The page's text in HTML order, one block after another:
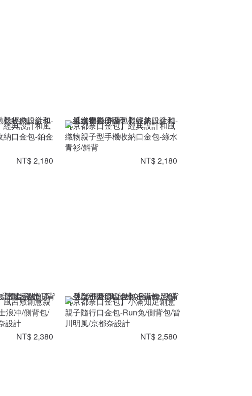
經典設計和風
納口金包-鉑金
NT$ 2,180
【京都奈口金包】經典設計和風
織物親子型手機收納口金包-綠水
青衫/斜背
NT$ 2,180
風呂敷創意親
浪冲/側背包/
設計
NT$ 2,380
【京都奈口金包】小滿知足創意
親子隨行口金包-Run兔/側背包/皆
川明風/京都奈設計
NT$ 2,580